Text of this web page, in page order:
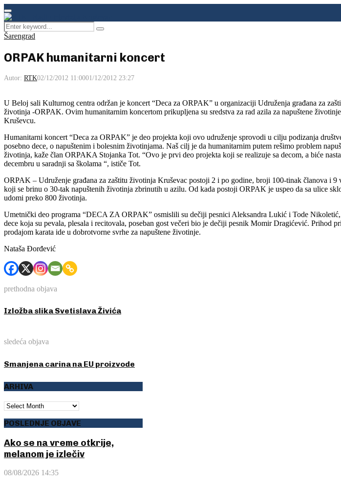
Facebook
Instagram
Youtube
Primary
Menu
Search
for:
Pretraga
Šarengrad
ORPAK humanitarni koncert
Autor: RTK02/12/2012 11:0001/12/2012 23:27
U Beloj sali Kulturnog centra održan je koncert “Deca za ORPAK” u organizaciji Udruženja građana za
životinja -ORPAK. Ovim humanitarnim koncertom prikupljena su sredstva za rad azila za napuštene
Kruševcu.
Humanitarni koncert “Deca za ORPAK” je deo projekta koji ovo udruženje sprovodi u cilju podizanja
posebno dece, o napuštenim i bolesnim životinjama. Naš cilj je da humanitarnim putem rešimo problem
životinja, kaže član ORPAKA Stojanka Tot. “Ovo je prvi deo projekta koji se realizuje sa decom, a biće
decembru u saradnji sa školama “, ističe Tot.
ORPAK – Udruženje građana za zaštitu životinja Kruševac postoji 2 i po godine, broji 100-tinak članova i 9
koji se brinu o 30-tak napuštenih životinja zbrinutih u azilu. Od kada postoji ORPAK je uspeo da sa ulice
udomi preko 800 životinja.
Umetnički deo programa “DECA ZA ORPAK” osmislili su dečiji pesnici Aleksandra Lukić i Tode Nikoletić,
dece koja su pevala, plesala i recitovala, poseban gost večeri bio je dečiji pesnik Momir Dragićević. Prihod
prodajom karata ide u dobrotvorne svrhe za napuštene životinje.
Nataša Đorđević
prethodna objava
Izložba slika Svetislava Živića
sledeća objava
Smanjena carina na EU proizvode
ARHIVA
ARHIVA
POSLEDNJE OBJAVE
Ako se na vreme otkrije,
melanom je izlečiv
08/08/2026 14:35